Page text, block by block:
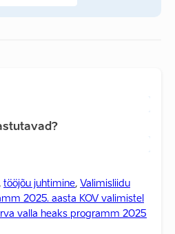
, tööjõu juhtimine, Valimisliidu
2025. aasta KOV valimistel
valla heaks programm 2025